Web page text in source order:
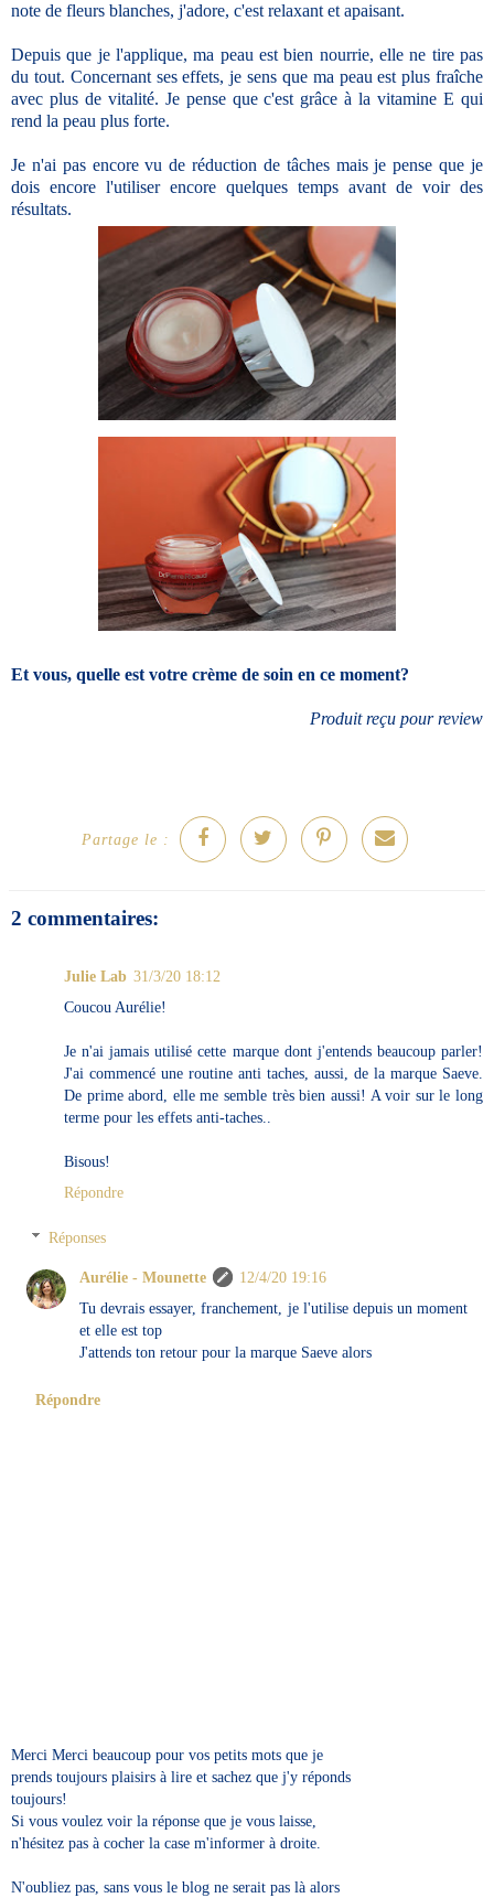
note de fleurs blanches, j'adore, c'est relaxant et apaisant.
Depuis que je l'applique, ma peau est bien nourrie, elle ne tire pas
du tout. Concernant ses effets, je sens que ma peau est plus fraîche
avec plus de vitalité. Je pense que c'est grâce à la vitamine E qui
rend la peau plus forte.
Je n'ai pas encore vu de réduction de tâches mais je pense que je
dois encore l'utiliser encore quelques temps avant de voir des
résultats.
Et vous, quelle est votre crème de soin en ce moment?
Produit reçu pour review
Partage le :
2 commentaires:
Julie Lab 31/3/20 18:12
Coucou Aurélie!
Je n'ai jamais utilisé cette marque dont j'entends beaucoup parler!
J'ai commencé une routine anti taches, aussi, de la marque Saeve.
De prime abord, elle me semble très bien aussi! A voir sur le long
terme pour les effets anti-taches..
Bisous!
Répondre
Réponses
Aurélie - Mounette
12/4/20 19:16
Tu devrais essayer, franchement, je l'utilise depuis un moment
et elle est top
J'attends ton retour pour la marque Saeve alors
Répondre
Merci Merci beaucoup pour vos petits mots que je
prends toujours plaisirs à lire et sachez que j'y réponds
toujours!
Si vous voulez voir la réponse que je vous laisse,
n'hésitez pas à cocher la case m'informer à droite.
N'oubliez pas, sans vous le blog ne serait pas là alors